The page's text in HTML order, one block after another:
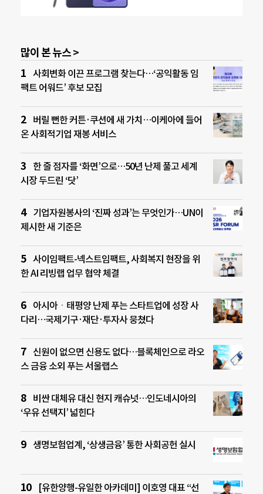
많이 본 뉴스 >
사회변화 이끈 프로그램 찾는다…‘공익활동 임
팩트 어워드’ 후보 모집
버릴 뻔한 커튼·쿠션에 새 가치…이케아에 들어
온 사회적기업 재봉 서비스
한 줄 점자를 ‘화면’으로…50년 난제 풀고 세계
시장 두드린 ‘닷’
기업자원봉사의 ‘진짜 성과’는 무엇인가…UN이
제시한 새 기준은
사이임팩트-넥스트임팩트, 사회복지 현장을 위
한 AI 리빙랩 업무 협약 체결
아시아ㆍ태평양 난제 푸는 스타트업에 성장 사
다리…국제기구·재단·투자사 뭉쳤다
신원이 없으면 신용도 없다…블록체인으로 라오
스 금융 소외 푸는 서울랩스
비싼 대체유 대신 현지 캐슈넛…인도네시아의
‘우유 선택지’ 넓힌다
생명보험업계, ‘상생금융’ 통한 사회공헌 실시
[유한양행-유일한 아카데미] 이호영 대표 “선